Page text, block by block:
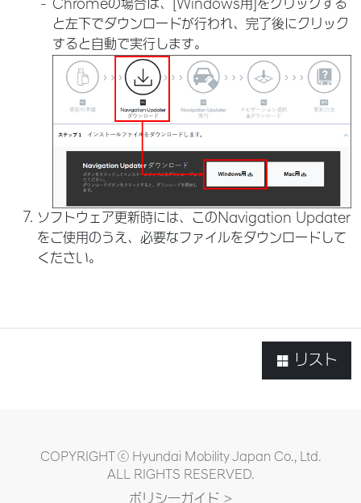
Chromeの場合は、[Windows用]をクリックする
と左下でダウンロードが行われ、完了後にクリック
すると自動で実行します。
ソフトウェア更新時には、このNavigation Updater
をご使用のうえ、必要なファイルをダウンロードして
ください。
リスト
COPYRIGHT ⓒ Hyundai Mobility Japan Co., Ltd.
ALL RIGHTS RESERVED.
ポリシ一ガイド >